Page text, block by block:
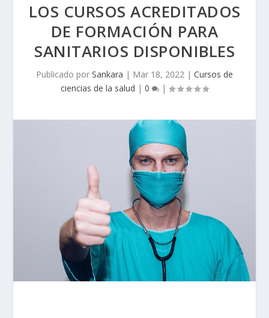
LOS CURSOS ACREDITADOS
DE FORMACIÓN PARA
SANITARIOS DISPONIBLES
Publicado por Sankara | Mar 18, 2022 | Cursos de
ciencias de la salud | 0 |